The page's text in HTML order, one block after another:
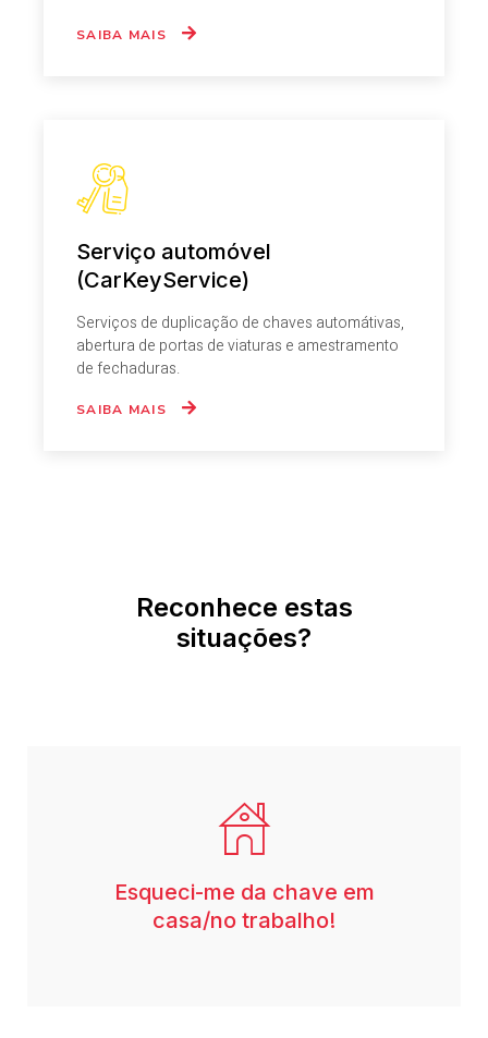
SAIBA MAIS
Serviço automóvel
(CarKeyService)
Serviços de duplicação de chaves automátivas,
abertura de portas de viaturas e amestramento
de fechaduras.
SAIBA MAIS
Reconhece estas
situações?
Esqueci-me da chave em
casa/no trabalho!